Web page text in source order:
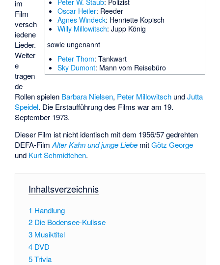
Peter W. Staub: Polizist
Oscar Heiler: Reeder
Agnes Windeck: Henriette Kopisch
Willy Millowitsch: Jupp König
sowie ungenannt
Peter Thom: Tankwart
Sky Dumont: Mann vom Reisebüro
im
Film
versch
iedene
Lieder.
Weiter
e
tragen
de
Rollen spielen Barbara Nielsen, Peter Millowitsch undJutta
Speidel. Die Erstaufführung des Films war am 19.
September 1973.
Dieser Film ist nicht identisch mit dem 1956/57 gedrehten
DEFA-FilmAlter Kahn und junge Liebe mitGötz George
und Kurt Schmidtchen.
Inhaltsverzeichnis
1 Handlung
2 Die Bodensee-Kulisse
3 Musiktitel
4 DVD
5Trivia